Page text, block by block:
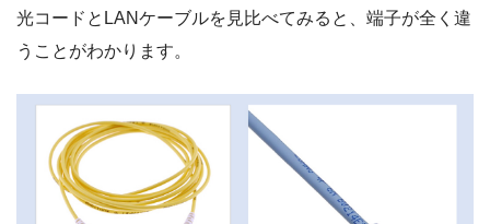
光コードとLANケーブルを見比べてみると、端子が全く違
うことがわかります。